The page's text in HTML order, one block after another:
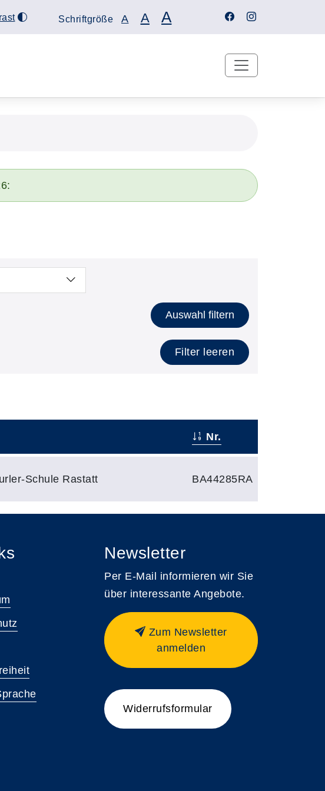
Schriftgröße A A A
Auswahl filtern
Filter leeren
Nr.
Schule Rastatt BA44285RA
Newsletter
Per E-Mail informieren wir Sie
über interessante Angebote.
Zum Newsletter
anmelden
Widerrufsformular